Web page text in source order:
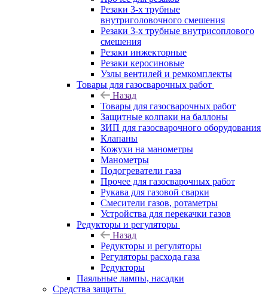
Резаки 3-х трубные
внутриголовочного смешения
Резаки 3-х трубные внутрисоплового
смешения
Резаки инжекторные
Резаки керосиновые
Узлы вентилей и ремкомплекты
Товары для газосварочных работ
Назад
Товары для газосварочных работ
Защитные колпаки на баллоны
ЗИП для газосварочного оборудования
Клапаны
Кожухи на манометры
Манометры
Подогреватели газа
Прочее для газосварочных работ
Рукава для газовой сварки
Смесители газов, ротаметры
Устройства для перекачки газов
Редукторы и регуляторы
Назад
Редукторы и регуляторы
Регуляторы расхода газа
Редукторы
Паяльные лампы, насадки
Средства защиты